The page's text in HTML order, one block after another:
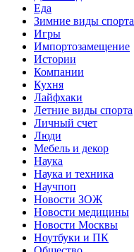
Еда
Зимние виды спорта
Игры
Импортозамещение
Истории
Компании
Кухня
Лайфхаки
Летние виды спорта
Личный счет
Люди
Мебель и декор
Наука
Наука и техника
Научпоп
Новости ЗОЖ
Новости медицины
Новости Москвы
Ноутбуки и ПК